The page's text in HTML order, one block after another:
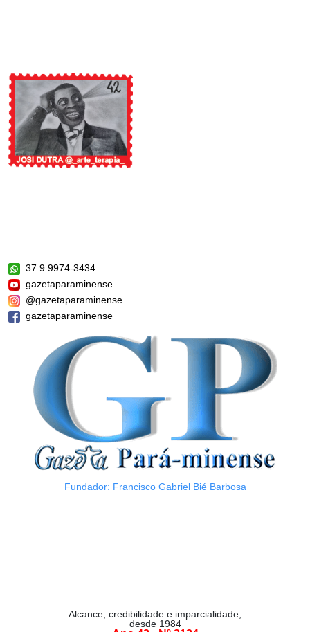
37 9 9974-3434
gazetaparaminense
@gazetaparaminense
gazetaparaminense
Fundador: Francisco Gabriel Bié Barbosa
Alcance, credibilidade e imparcialidade,
desde 1984